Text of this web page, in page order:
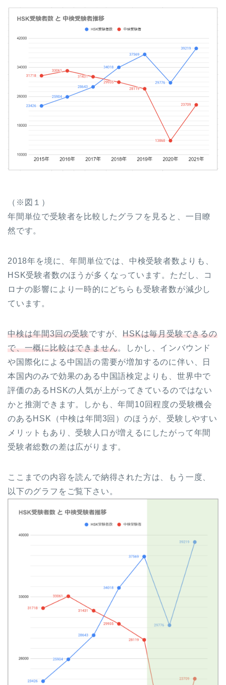
（※図１）
年間単位で受験者を比較したグラフを見ると、一目瞭
然です。
2018年を境に、年間単位では、中検受験者数よりも、
HSK受験者数のほうが多くなっています。ただし、コ
ロナの影響により一時的にどちらも受験者数が減少し
ています。
中検は年間3回の受験ですが、HSKは毎月受験できるの
で、一概に比較はできません。しかし、インバウンド
や国際化による中国語の需要が増加するのに伴い、日
本国内のみで効果のある中国語検定よりも、世界中で
評価のあるHSKの人気が上がってきているのではない
かと推測できます。しかも、年間10回程度の受験機会
のあるHSK（中検は年間3回）のほうが、受験しやすい
メリットもあり、受験人口が増えるにしたがって年間
受験者総数の差は広がります。
ここまでの内容を読んで納得された方は、もう一度、
以下のグラフをご覧下さい。